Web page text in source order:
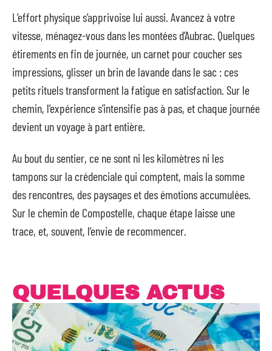
L’effort physique s’apprivoise lui aussi. Avancez à votre
vitesse, ménagez-vous dans les montées d’Aubrac. Quelques
étirements en fin de journée, un carnet pour coucher ses
impressions, glisser un brin de lavande dans le sac : ces
petits rituels transforment la fatigue en satisfaction. Sur le
chemin, l’expérience s’intensifie pas à pas, et chaque journée
devient un voyage à part entière.
Au bout du sentier, ce ne sont ni les kilomètres ni les
tampons sur la crédenciale qui comptent, mais la somme
des rencontres, des paysages et des émotions accumulées.
Sur le chemin de Compostelle, chaque étape laisse une
trace, et, souvent, l’envie de recommencer.
QUELQUES ACTUS